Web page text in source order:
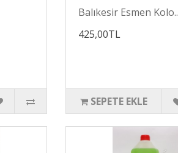
Balıkesir Esmen Kolo..
425,00TL
SEPETE EKLE